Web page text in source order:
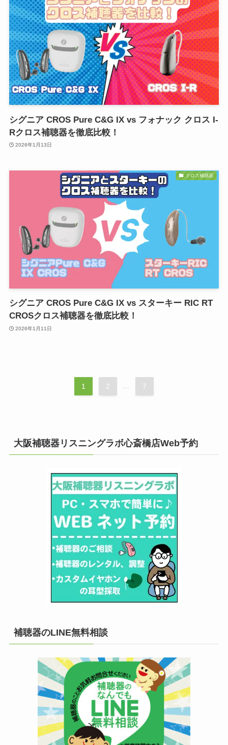
シグニア CROS Pure C&G IX vs フォナック クロス I-
Rクロス補聴器を徹底比較！
2026年1月13日
クロス補聴器
シグニア CROS Pure C&G IX vs スターキー RIC RT
CROSクロス補聴器を徹底比較！
2026年1月11日
1 2 ... 7
大阪補聴器リスニングラボ心斎橋店Web予約
補聴器のLINE無料相談